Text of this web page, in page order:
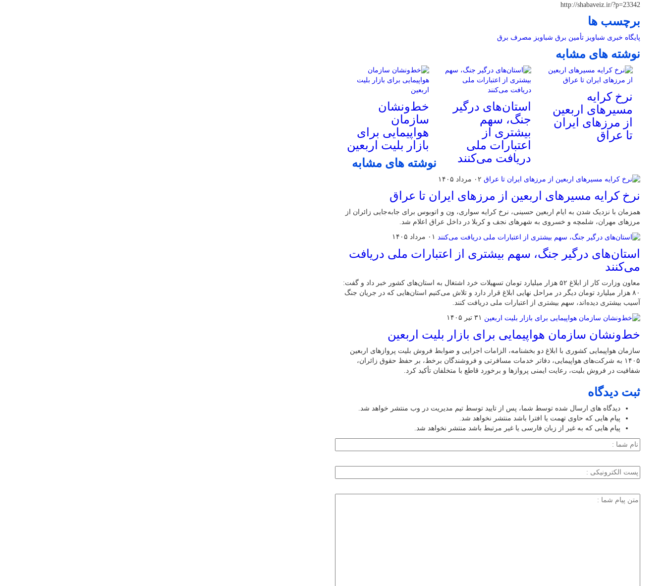
http://shabaveiz.ir/?p=23342
برچسب ها
پایگاه خبری شباویز تأمین برق شباویز مصرف برق
نوشته های مشابه
نرخ کرایه
مسیرهای اربعین
از مرزهای ایران
تا عراق
استان‌های درگیر
جنگ، سهم
بیشتری از
اعتبارات ملی
دریافت می‌کنند
خط‌ونشان
سازمان
هواپیمایی برای
بازار بلیت اربعین
نوشته های مشابه
۰۲ مرداد ۱۴۰۵
نرخ کرایه مسیرهای اربعین از مرزهای ایران تا عراق
همزمان با نزدیک شدن به ایام اربعین حسینی، نرخ کرایه سواری، ون و اتوبوس برای جابه‌جایی زائران از
مرزهای مهران، شلمچه و خسروی به شهرهای نجف و کربلا در داخل عراق اعلام شد.
۰۱ مرداد ۱۴۰۵
استان‌های درگیر جنگ، سهم بیشتری از اعتبارات ملی دریافت
می‌کنند
معاون وزارت کار از ابلاغ ۵۲ هزار میلیارد تومان تسهیلات خرد اشتغال به استان‌های کشور خبر داد و گفت:
۸۰ هزار میلیارد تومان دیگر در مراحل نهایی ابلاغ قرار دارد و تلاش می‌کنیم استان‌هایی که در جریان جنگ
آسیب بیشتری دیده‌اند، سهم بیشتری از اعتبارات ملی دریافت کنند.
۳۱ تیر ۱۴۰۵
خط‌ونشان سازمان هواپیمایی برای بازار بلیت اربعین
سازمان هواپیمایی کشوری با ابلاغ دو بخشنامه، الزامات اجرایی و ضوابط فروش بلیت پروازهای اربعین
۱۴۰۵ به شرکت‌های هواپیمایی، دفاتر خدمات مسافرتی و فروشندگان برخط، بر حفظ حقوق زائران،
شفافیت در فروش بلیت، رعایت ایمنی پروازها و برخورد قاطع با متخلفان تأکید کرد.
ثبت دیدگاه
دیدگاه های ارسال شده توسط شما، پس از تایید توسط تیم مدیریت در وب منتشر خواهد شد.
پیام هایی که حاوی تهمت یا افترا باشد منتشر نخواهد شد.
پیام هایی که به غیر از زبان فارسی یا غیر مرتبط باشد منتشر نخواهد شد.